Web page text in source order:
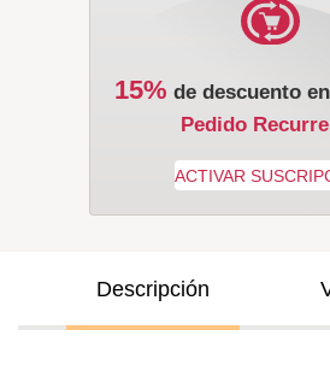
15% de descuento
Pedido
Descripción